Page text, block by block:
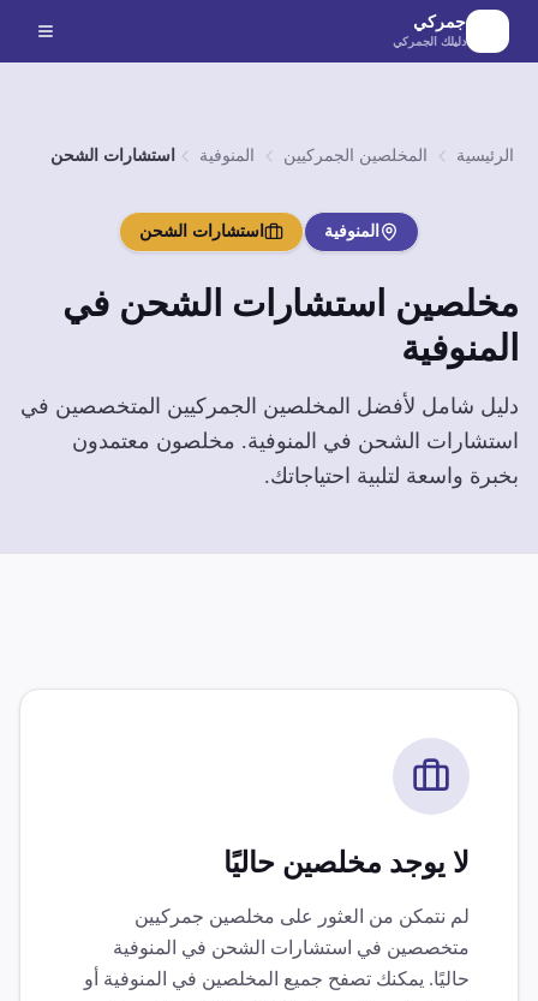
الانتقال إلى المحتوى الرئيسي
جمركي
دليلك الجمركي
الرئيسية المخلصين الجمركيين المنوفية استشارات الشحن
المنوفية استشارات الشحن
مخلصين استشارات الشحن في
المنوفية
دليل شامل لأفضل المخلصين الجمركيين المتخصصين في
استشارات الشحن في المنوفية. مخلصون معتمدون
بخبرة واسعة لتلبية احتياجاتك.
لا يوجد مخلصين حاليًا
لم نتمكن من العثور على مخلصين جمركيين
متخصصين في استشارات الشحن في المنوفية
حاليًا. يمكنك تصفح جميع المخلصين في المنوفية أو